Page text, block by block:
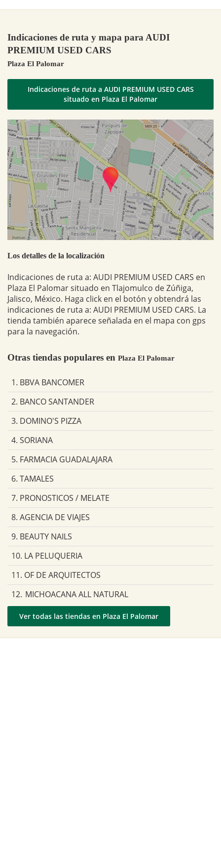
Indicaciones de ruta y mapa para AUDI
PREMIUM USED CARS
Plaza El Palomar
Indicaciones de ruta a AUDI PREMIUM USED CARS
situado en Plaza El Palomar
Los detalles de la localización
Indicaciones de ruta a: AUDI PREMIUM USED CARS en
Plaza El Palomar situado en Tlajomulco de Zúñiga,
Jalisco, México. Haga click en el botón y obtendrá las
indicaciones de ruta a: AUDI PREMIUM USED CARS. La
tienda también aparece señalada en el mapa con gps
para la navegación.
Otras tiendas populares en Plaza El Palomar
1. BBVA BANCOMER
2. BANCO SANTANDER
3. DOMINO'S PIZZA
4. SORIANA
5. FARMACIA GUADALAJARA
6. TAMALES
7. PRONOSTICOS / MELATE
8. AGENCIA DE VIAJES
9. BEAUTY NAILS
10. LA PELUQUERIA
11. OF DE ARQUITECTOS
12. MICHOACANA ALL NATURAL
Ver todas las tiendas en Plaza El Palomar